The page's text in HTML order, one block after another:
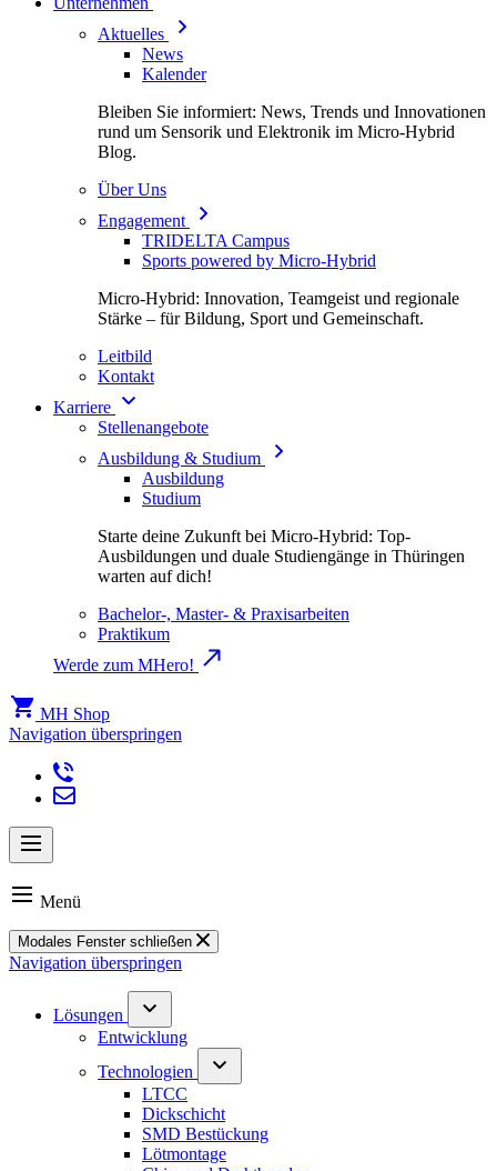
Aktuelles
News
Kalender
Bleiben Sie informiert: News, Trends und Innovationen
rund um Sensorik und Elektronik im Micro-Hybrid
Blog.
Über Uns
Engagement
TRIDELTA Campus
Sports powered by Micro-Hybrid
Micro-Hybrid: Innovation, Teamgeist und regionale
Stärke – für Bildung, Sport und Gemeinschaft.
Leitbild
Kontakt
Karriere
Stellenangebote
Ausbildung & Studium
Ausbildung
Studium
Starte deine Zukunft bei Micro-Hybrid: Top-
Ausbildungen und duale Studiengänge in Thüringen
warten auf dich!
Bachelor-, Master- & Praxisarbeiten
Praktikum
Werde zum MHero!
MH Shop
Navigation überspringen
Menü
Modales Fenster schließen
Navigation überspringen
Lösungen
Entwicklung
Technologien
LTCC
Dickschicht
SMD Bestückung
Lötmontage